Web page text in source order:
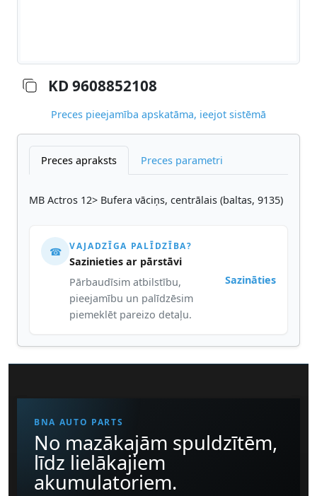
KD 9608852108
Preces pieejamība apskatāma, ieejot sistēmā
Preces apraksts Preces parametri
MB Actros 12> Bufera vāciņs, centrālais (baltas, 9135)
☎ VAJADZĪGA PALĪDZĪBA?
Sazinieties ar pārstāvi
Pārbaudīsim atbilstību,
pieejamību un palīdzēsim
piemeklēt pareizo detaļu.
Sazināties
BNA AUTO PARTS
No mazākajām spuldzītēm,
līdz lielākajiem
akumulatoriem.